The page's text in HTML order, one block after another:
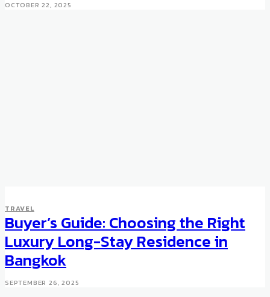
OCTOBER 22, 2025
TRAVEL
Buyer’s Guide: Choosing the Right
Luxury Long-Stay Residence in
Bangkok
SEPTEMBER 26, 2025